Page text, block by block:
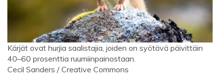
Kärjät ovat hurjia saalistajia, joiden on syötävä päivittäin
40–60 prosenttia ruumiinpainostaan.
Cecil Sanders / Creative Commons